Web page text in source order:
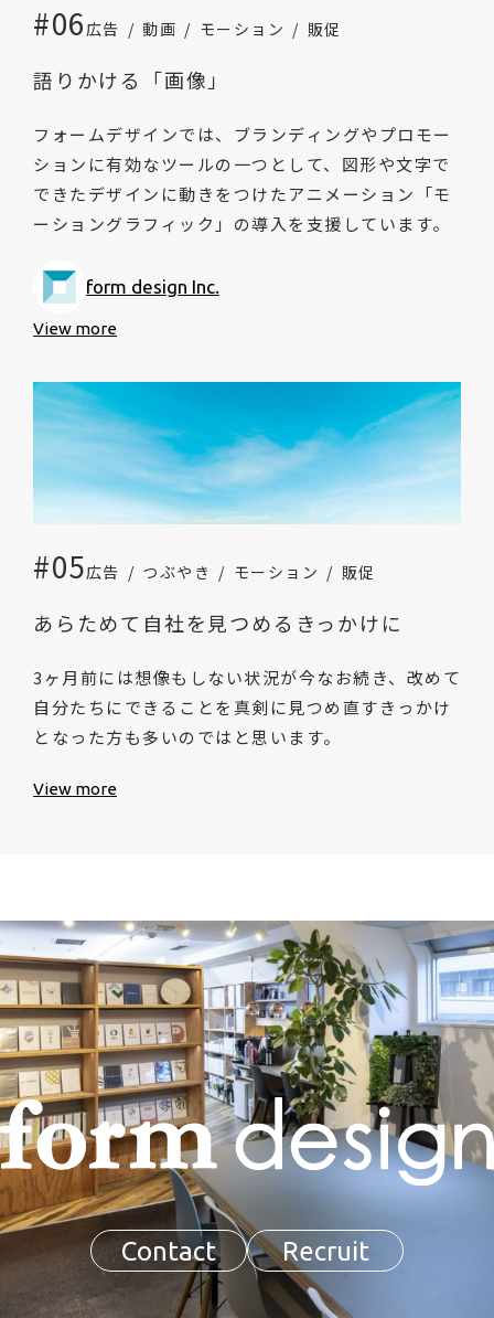
#06 広告 動画 モーション 販促
語りかける「画像」
フォームデザインでは、ブランディングやプロモー
ションに有効なツールの一つとして、図形や文字で
できたデザインに動きをつけたアニメーション「モ
ーショングラフィック」の導入を支援しています。
form design Inc.
View more
#05広告 つぶやき モーション 販促
あらためて自社を見つめるきっかけに
3ヶ月前には想像もしない状況が今なお続き、改めて
自分たちにできることを真剣に見つめ直すきっかけ
となった方も多いのではと思います。
View more
Contact Recruit